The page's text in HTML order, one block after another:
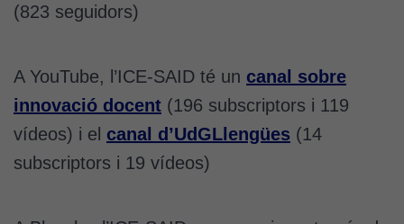
(823 seguidors)
A YouTube, l’ICE-SAID té un canal sobre
innovació docent (196 subscriptors i 119
vídeos) i el canal d’UdGLlengües (14
subscriptors i 19 vídeos)